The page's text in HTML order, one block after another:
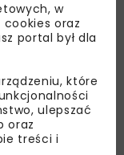
nowe
kolejowy” od
peronów, a
nocną.
na nowo
Obydwie
utrzymano w
w
cookies oraz
portal był dla
które
ulepszać
oraz
treści i